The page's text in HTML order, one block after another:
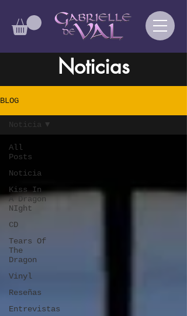
Noticias
BLOG
All
Posts
Noticia
Kiss In
A Dragon
NIght
CD
Tears Of
The
Dragon
Vinyl
Reseñas
Entrevistas
Noticia